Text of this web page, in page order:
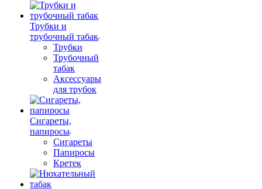
Трубки и
трубочный табак
Трубки
Трубочный
табак
Аксессуары
для трубок
Сигареты,
папиросы
Сигареты
Папиросы
Кретек